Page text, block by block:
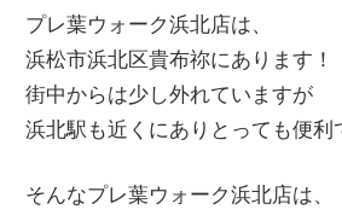
プレ葉ウォーク浜北店は、
浜松市浜北区貴布祢にあります！
街中からは少し外れていますが
浜北駅も近くにありとっても便利
そんなプレ葉ウォーク浜北店は、